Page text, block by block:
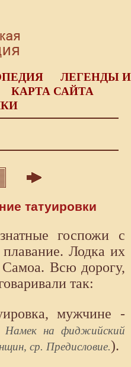
ЛЕГЕНДЫ И
КАРТА САЙТА
татуировки
госпожи с
Лодка их
Всю дорогу,
так:
мужчине -
Намек на фиджийский
ср. Предисловие.).